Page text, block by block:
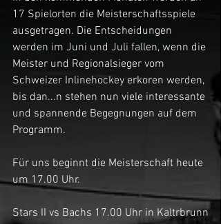
17 Spielorten die Meisterschaftsspiele
ausgetragen. Die Entscheidungen
werden im Juni und Juli fallen, wenn die
Meister und Regionalsieger vom
Schweizer Inlinehockey erkoren werden,
bis dan...n stehen nun viele interessante
und spannende Begegnungen auf dem
Programm.
Für uns beginnt die Meisterschaft heute
um 17.00 Uhr.
Stars II vs Bachs 17.00 Uhr in Kaltrbrunn